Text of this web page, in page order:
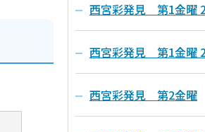
西宮彩発見 第1金曜
西宮彩発見 第1金曜
西宮彩発見 第2金曜